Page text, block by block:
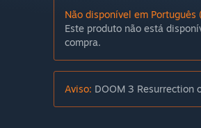
Não disponível em Português
Este produto não está
compra.
Aviso: DOOM 3 Resurrection